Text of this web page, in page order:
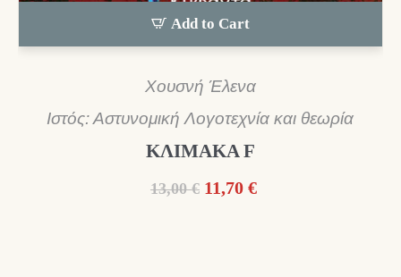
Add to Cart
Χουσνή Έλενα
Ιστός: Αστυνομική Λογοτεχνία και θεωρία
ΚΛΙΜΑΚΑ F
13,00 € Original
11,70 €Η